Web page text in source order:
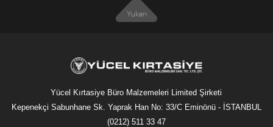
Yücel Kırtasiye Büro Malzemeleri Limited Şirketi
Kepenekçi Sabunhane Sk. Yaprak Han No: 33/C Eminönü - İSTANBUL
(0212) 511 33 47